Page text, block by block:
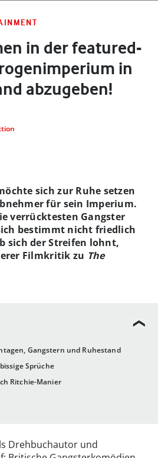
in der featured-
in
abzugeben!
Gangstern und Ruhestand
Sprüche
Ritchie-Manier
sich zur Ruhe setzen
für sein Imperium.
verrücktesten Gangster
bestimmt nicht friedlich
sich der Streifen lohnt,
Filmkritik zu The
Drehbuchautor und